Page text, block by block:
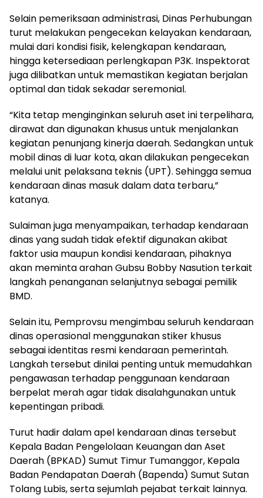
Selain pemeriksaan administrasi, Dinas Perhubungan
turut melakukan pengecekan kelayakan kendaraan,
mulai dari kondisi fisik, kelengkapan kendaraan,
hingga ketersediaan perlengkapan P3K. Inspektorat
juga dilibatkan untuk memastikan kegiatan berjalan
optimal dan tidak sekadar seremonial.
“Kita tetap menginginkan seluruh aset ini terpelihara,
dirawat dan digunakan khusus untuk menjalankan
kegiatan penunjang kinerja daerah. Sedangkan untuk
mobil dinas di luar kota, akan dilakukan pengecekan
melalui unit pelaksana teknis (UPT). Sehingga semua
kendaraan dinas masuk dalam data terbaru,”
katanya.
Sulaiman juga menyampaikan, terhadap kendaraan
dinas yang sudah tidak efektif digunakan akibat
faktor usia maupun kondisi kendaraan, pihaknya
akan meminta arahan Gubsu Bobby Nasution terkait
langkah penanganan selanjutnya sebagai pemilik
BMD.
Selain itu, Pemprovsu mengimbau seluruh kendaraan
dinas operasional menggunakan stiker khusus
sebagai identitas resmi kendaraan pemerintah.
Langkah tersebut dinilai penting untuk memudahkan
pengawasan terhadap penggunaan kendaraan
berpelat merah agar tidak disalahgunakan untuk
kepentingan pribadi.
Turut hadir dalam apel kendaraan dinas tersebut
Kepala Badan Pengelolaan Keuangan dan Aset
Daerah (BPKAD) Sumut Timur Tumanggor, Kepala
Badan Pendapatan Daerah (Bapenda) Sumut Sutan
Tolang Lubis, serta sejumlah pejabat terkait lainnya.